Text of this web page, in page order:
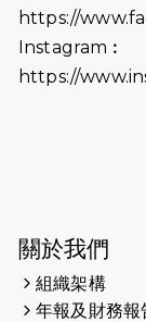
2026-06-18
2026-06-11
2026-05-22
https://
Instagram︰
https://
關於我們
組織架構
年報及財務報